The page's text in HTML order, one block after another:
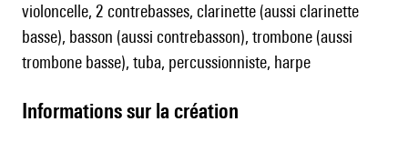
violoncelle, 2 contrebasses, clarinette (aussi clarinette
basse), basson (aussi contrebasson), trombone (aussi
trombone basse), tuba, percussionniste, harpe
informations sur la création